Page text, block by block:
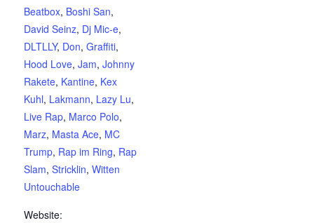
Beatbox, Boshi San,
David Seinz, Dj Mic-e,
DLTLLY, Don, Graffiti,
Hood Love, Jam, Johnny
Rakete, Kantine, Kex
Kuhl, Lakmann, Lazy Lu,
Live Rap, Marco Polo,
Marz, Masta Ace, MC
Trump, Rap im Ring, Rap
Slam, Stricklin, Witten
Untouchable
Website: